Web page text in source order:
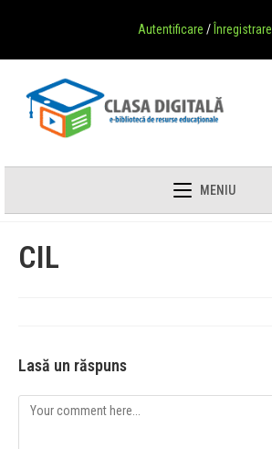
Autentificare / Înregistrare
MENIU
CIL
Lasă un răspuns